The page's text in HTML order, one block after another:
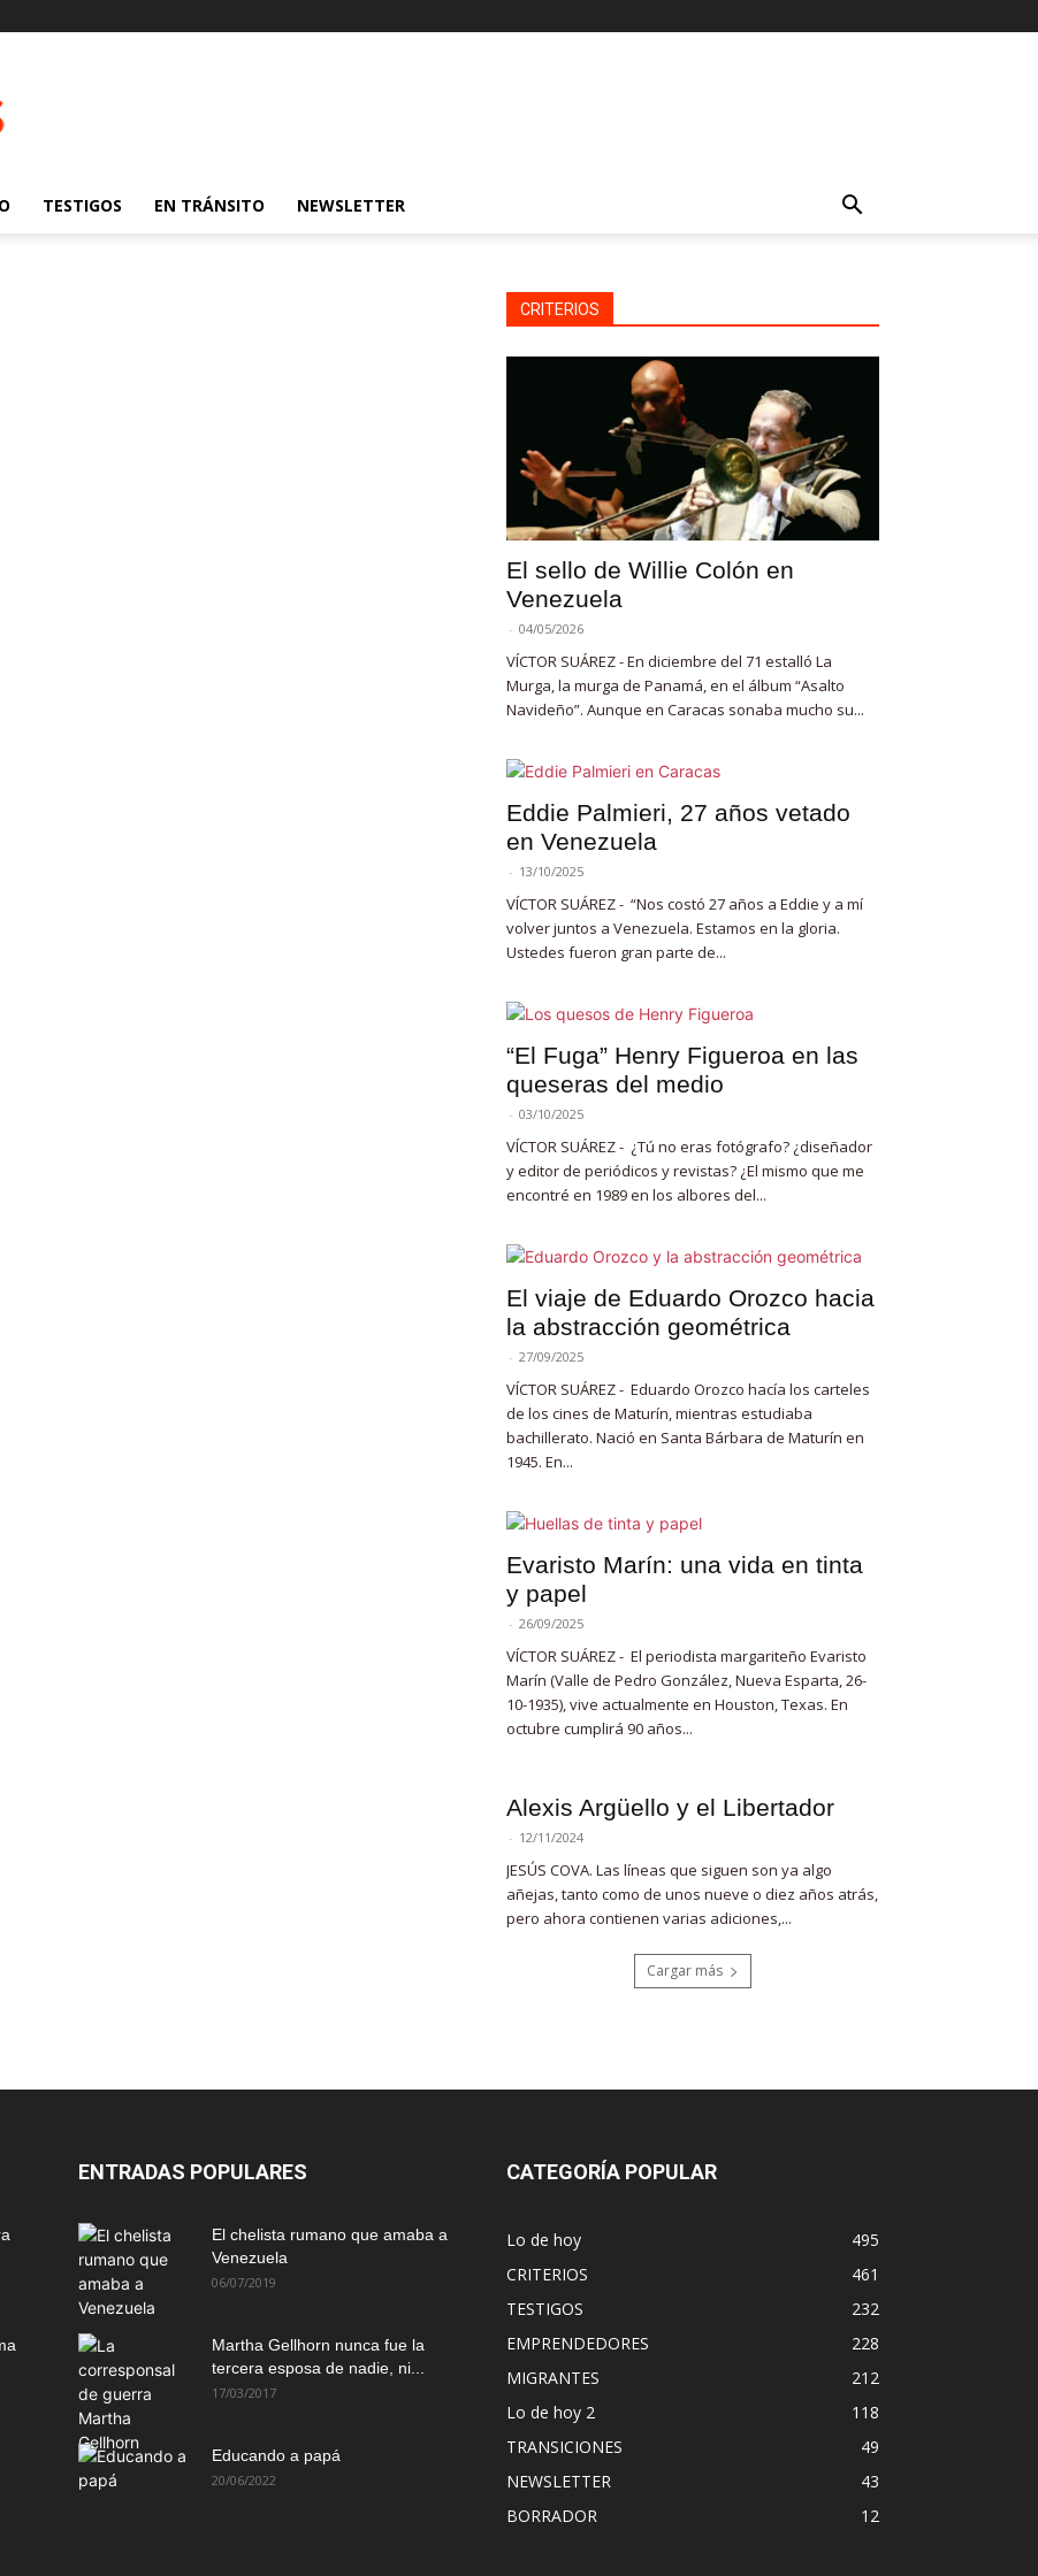
TESTIGOS EN TRÁNSITO NEWSLETTER
CRITERIOS
El sello de Willie Colón en
Venezuela
- 04/05/2026
VÍCTOR SUÁREZ - En diciembre del 71 estalló La
Murga, la murga de Panamá, en el álbum “Asalto
Navideño”. Aunque en Caracas sonaba mucho su...
Eddie Palmieri, 27 años vetado
en Venezuela
- 13/10/2025
VÍCTOR SUÁREZ - “Nos costó 27 años a Eddie y a mí
volver juntos a Venezuela. Estamos en la gloria.
Ustedes fueron gran parte de...
“El Fuga” Henry Figueroa en las
queseras del medio
- 03/10/2025
VÍCTOR SUÁREZ - ¿Tú no eras fotógrafo? ¿diseñador
y editor de periódicos y revistas? ¿El mismo que me
encontré en 1989 en los albores del...
El viaje de Eduardo Orozco hacia
la abstracción geométrica
- 27/09/2025
VÍCTOR SUÁREZ - Eduardo Orozco hacía los carteles
de los cines de Maturín, mientras estudiaba
bachillerato. Nació en Santa Bárbara de Maturín en
1945. En...
Evaristo Marín: una vida en tinta
y papel
- 26/09/2025
VÍCTOR SUÁREZ - El periodista margariteño Evaristo
Marín (Valle de Pedro González, Nueva Esparta, 26-
10-1935), vive actualmente en Houston, Texas. En
octubre cumplirá 90 años...
Alexis Argüello y el Libertador
- 12/11/2024
JESÚS COVA. Las líneas que siguen son ya algo
añejas, tanto como de unos nueve o diez años atrás,
pero ahora contienen varias adiciones,...
Cargar más
ENTRADAS POPULARES
El chelista rumano que amaba a
Venezuela
06/07/2019
Martha Gellhorn nunca fue la
tercera esposa de nadie, ni...
17/03/2017
Educando a papá
20/06/2022
CATEGORÍA POPULAR
Lo de hoy
495
CRITERIOS
461
TESTIGOS
232
EMPRENDEDORES
228
MIGRANTES
212
Lo de hoy 2
118
TRANSICIONES
49
NEWSLETTER
43
BORRADOR
12